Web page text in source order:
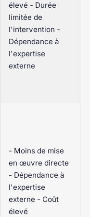
élevé - Durée
limitée de
l'intervention -
Dépendance à
l'expertise
externe
- Moins de mise
en œuvre directe
- Dépendance à
l'expertise
externe - Coût
élevé